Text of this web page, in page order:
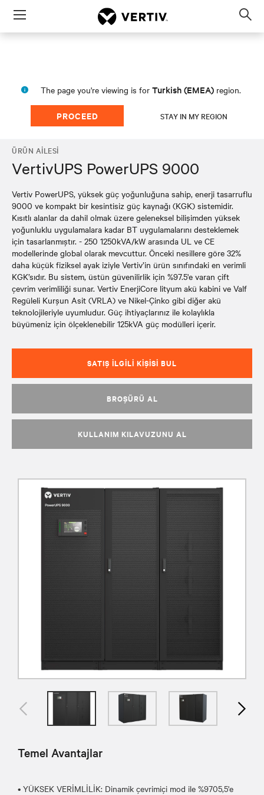
Menu
The page you're viewing is for Turkish (EMEA) region.
PROCEED STAY IN MY REGION
ÜRÜN AILESI
VertivUPS PowerUPS 9000
Vertiv PowerUPS, yüksek güç yoğunluğuna sahip, enerji tasarruflu
9000 ve kompakt bir kesintisiz güç kaynağı (KGK) sistemidir.
Kısıtlı alanlar da dahil olmak üzere geleneksel bilişimden yüksek
yoğunluklu uygulamalara kadar BT uygulamalarını desteklemek
için tasarlanmıştır. - 250 1250kVA/kW arasında UL ve CE
modellerinde global olarak mevcuttur. Önceki nesillere göre 32%
daha küçük fiziksel ayak iziyle Vertiv’in ürün sınıfındaki en verimli
KGK’sıdır. Bu sistem, üstün güvenilirlik için %97.5'e varan çift
çevrim verimliliği sunar. Vertiv EnerjiCore lityum akü kabini ve Valf
Regüleli Kurşun Asit (VRLA) ve Nikel-Çinko gibi diğer akü
teknolojileriyle uyumludur. Güç ihtiyaçlarınız ile kolaylıkla
büyümeniz için ölçeklenebilir 125kVA güç modülleri içerir.
SATIŞ İLGILI KIŞISI BUL
BROŞÜRÜ AL
KULLANIM KILAVUZUNU AL
Temel Avantajlar
• YÜKSEK VERİMLİLİK: Dinamik çevrimiçi mod ile %9705,5'e